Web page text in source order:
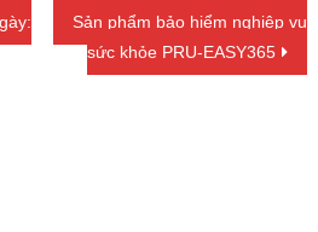
viếtSản phẩm bảo hiểm nghiệp vụ
sức khỏe PRU-EASY365